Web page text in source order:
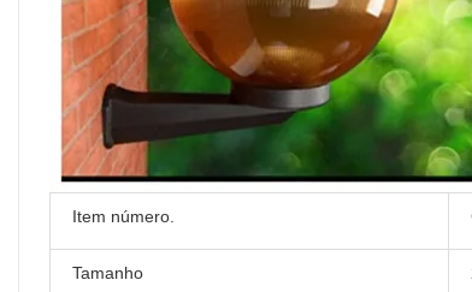
Item número.
Tamanho